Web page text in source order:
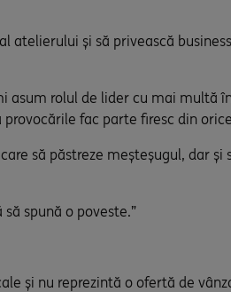
atelierului și să privească
asum rolul de lider cu mai multă
fac parte firesc din
să păstreze meșteșugul, dar și
spună o poveste.”
și nu reprezintă o ofertă de